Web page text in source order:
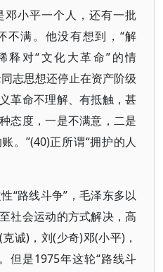
小平一个人，还有一批
不满。他没有想到，“解
释对“文化大革命”的情
志思想还停止在资产阶级
革命不理解、有抵触，甚
态度，一是不满意，二是
。”(40)正所谓“拥护的人
“路线斗争”，毛泽东多以
社会运动的方式解决，高
诚)，刘(少奇)邓(小平)，
但是1975年这轮“路线斗